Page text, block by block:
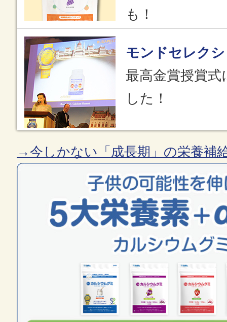
も！
モンドセレク
最高金賞授賞
した！
→今しかない「成長期」の栄養補